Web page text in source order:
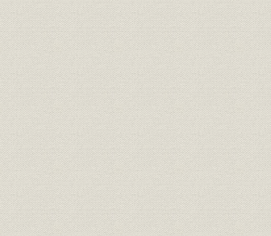
地価・GNP・卸売物価の長期的推移
国民総生産と地価の対前年度変動率、土地取引件数、宅地建物取引業
住宅着工戸数、全国木造建築費上昇率、宅地供給量の推移
人口の地域別・年齢別構成の推移
三大都市圏と地方間の人口移動の推移
婚姻件数と世帯増加率の推移
不動産業向け貸出および住宅ローンの残高の推移
事務所用建築物着工の推移
民間業者浚渫埋立揚土量の推移